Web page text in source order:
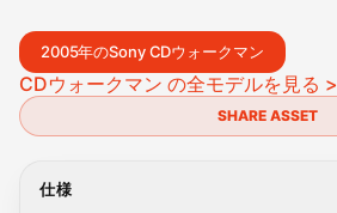
2005年のSony CDウォークマン
CDウォークマン の全モデルを見る >
SHARE ASSET
仕様